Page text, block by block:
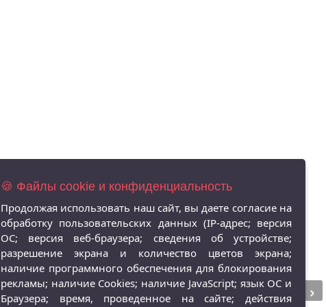
›
🍪 Файлы cookie и конфиденциальность
Продолжая использовать наш сайт, вы даете согласие на
обработку пользовательских данных (IP-адрес; версия
ОС; версия веб-браузера; сведения об устройстве;
разрешение экрана и количество цветов экрана;
наличие программного обеспечения для блокирования
рекламы; наличие Cookies; наличие JavaScript; язык ОС и
Браузера; время, проведенное на сайте; действия